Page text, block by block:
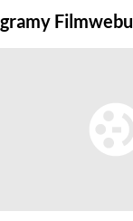
Filmwebu